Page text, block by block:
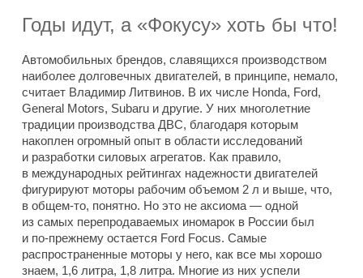
Годы идут, а «Фокусу» хоть бы что!
Автомобильных брендов, славящихся производством
наиболее долговечных двигателей, в принципе, немало,
считает Владимир Литвинов. В их числе Honda, Ford,
General Motors, Subaru и другие. У них многолетние
традиции производства ДВС, благодаря которым
накоплен огромный опыт в области исследований
и разработки силовых агрегатов. Как правило,
в международных рейтингах надежности двигателей
фигурируют моторы рабочим объемом 2 л и выше, что,
в общем-то, понятно. Но это не аксиома — одной
из самых перепродаваемых иномарок в России был
и по-прежнему остается Ford Focus. Самые
распространенные моторы у него, как все мы хорошо
знаем, 1,6 литра, 1,8 литра. Многие из них успели